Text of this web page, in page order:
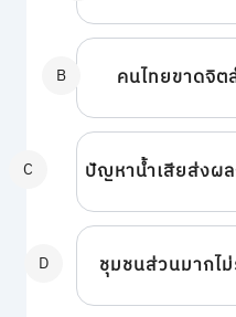
B คนไทยขาดจิ
C ปัญหาน้ำเสียส่งผ
D ชุมชนส่วนมากไ